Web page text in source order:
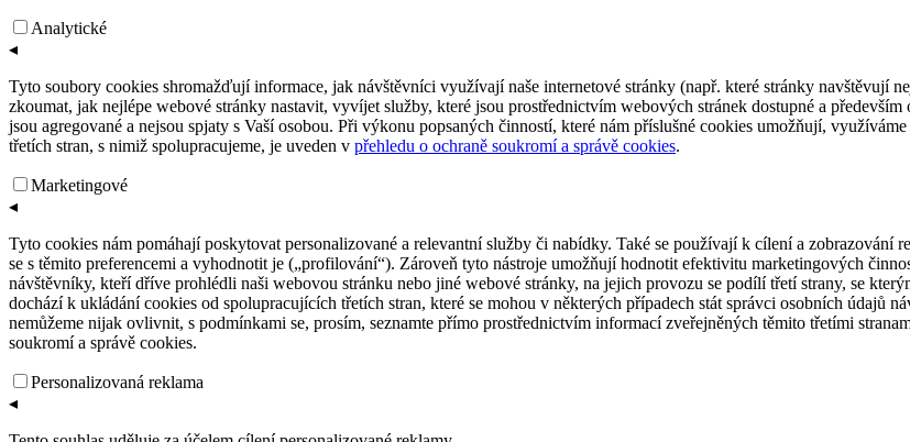
Analytické
◂
Tyto soubory cookies shromažďují informace, jak návštěvníci využívají naše internetové stránky (např. které stránky navštěvují
zkoumat, jak nejlépe webové stránky nastavit, vyvíjet služby, které jsou prostřednictvím webových stránek dostupné a
jsou agregované a nejsou spjaty s Vaší osobou. Při výkonu popsaných činností, které nám příslušné cookies umožňují,
třetích stran, s nimiž spolupracujeme, je uveden v přehledu o ochraně soukromí a správě cookies.
Marketingové
◂
Tyto cookies nám pomáhají poskytovat personalizované a relevantní služby či nabídky. Také se používají k cílení a zobrazování
se s těmito preferencemi a vyhodnotit je („profilování“). Zároveň tyto nástroje umožňují hodnotit efektivitu marketingových
návštěvníky, kteří dříve prohlédli naši webovou stránku nebo jiné webové stránky, na jejich provozu se podílí třetí strany, se
dochází k ukládání cookies od spolupracujících třetích stran, které se mohou v některých případech stát správci osobních údajů
nemůžeme nijak ovlivnit, s podmínkami se, prosím, seznamte přímo prostřednictvím informací zveřejněných těmito třetími
soukromí a správě cookies.
Personalizovaná reklama
◂